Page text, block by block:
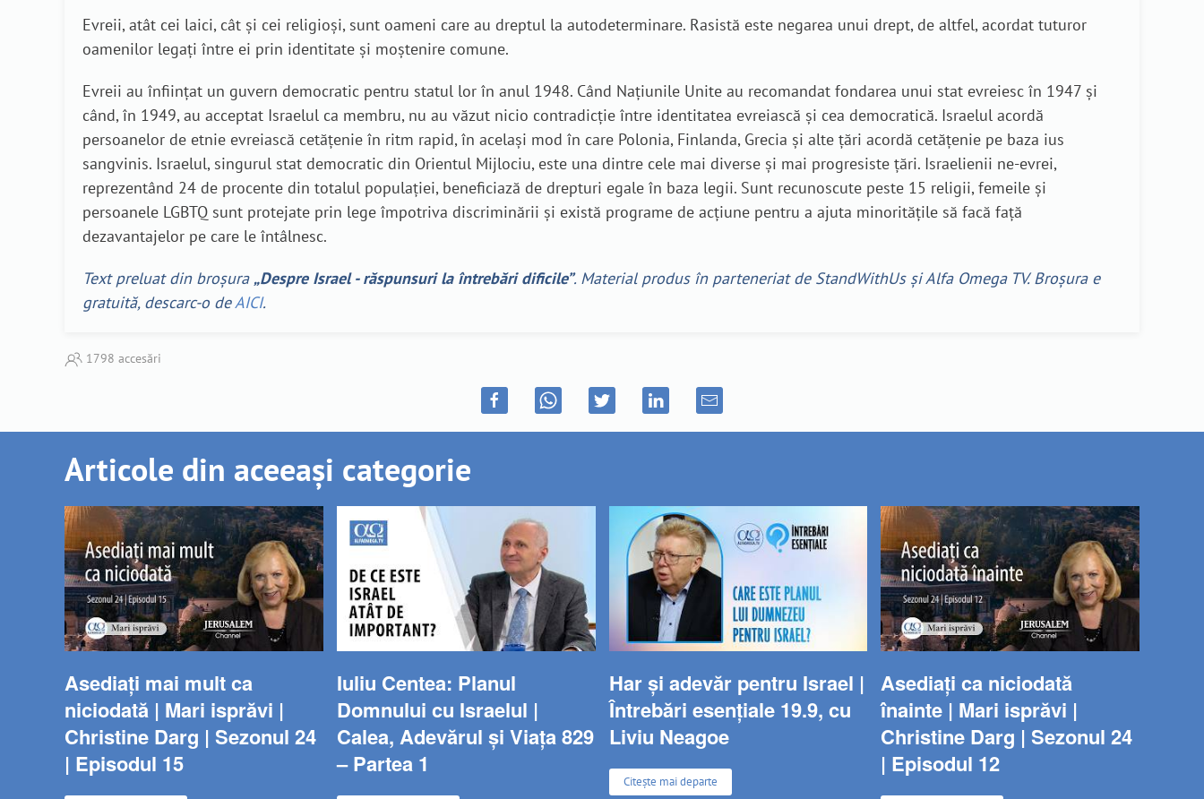
Evreii, atât cei laici, cât și cei religioși, sunt oameni care au dreptul la autodeterminare. Rasistă este negarea unui drept, de altfel, acordat tuturor
oamenilor legați între ei prin identitate și moștenire comune.
Evreii au înființat un guvern democratic pentru statul lor în anul 1948. Când Națiunile Unite au recomandat fondarea unui stat evreiesc în 1947 și
când, în 1949, au acceptat Israelul ca membru, nu au văzut nicio contradicție între identitatea evreiască și cea democratică. Israelul acordă
persoanelor de etnie evreiască cetățenie în ritm rapid, în același mod în care Polonia, Finlanda, Grecia și alte țări acordă cetățenie pe baza ius
sangvinis. Israelul, singurul stat democratic din Orientul Mijlociu, este una dintre cele mai diverse și mai progresiste țări. Israelienii ne-evrei,
reprezentând 24 de procente din totalul populației, beneficiază de drepturi egale în baza legii. Sunt recunoscute peste 15 religii, femeile și
persoanele LGBTQ sunt protejate prin lege împotriva discriminării și există programe de acțiune pentru a ajuta minoritățile să facă față
dezavantajelor pe care le întâlnesc.
Text preluat din broșura „Despre Israel - răspunsuri la întrebări dificile”. Material produs în parteneriat de StandWithUs și Alfa Omega TV. Broșura e
gratuită, descarc-o deAICI.
1798 accesări
Articole din aceeași categorie
Asediați mai mult ca
niciodată | Mari isprăvi |
Christine Darg | Sezonul 24
| Episodul 15
Iuliu Centea: Planul
Domnului cu Israelul |
Calea, Adevărul și Viața 829
– Partea 1
Har și adevăr pentru Israel |
Întrebări esențiale 19.9, cu
Liviu Neagoe
Citește mai departe
Asediați ca niciodată
înainte | Mari isprăvi |
Christine Darg | Sezonul 24
| Episodul 12